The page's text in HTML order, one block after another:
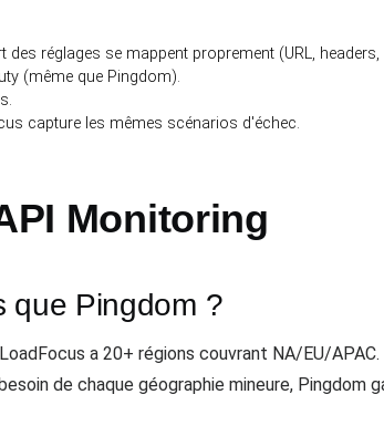
des réglages se mappent proprement (URL,
(même que Pingdom).
capture les mêmes scénarios d'échec.
Monitoring
que Pingdom ?
a 20+ régions couvrant NA/EU/
de chaque géographie mineure, Pingdom